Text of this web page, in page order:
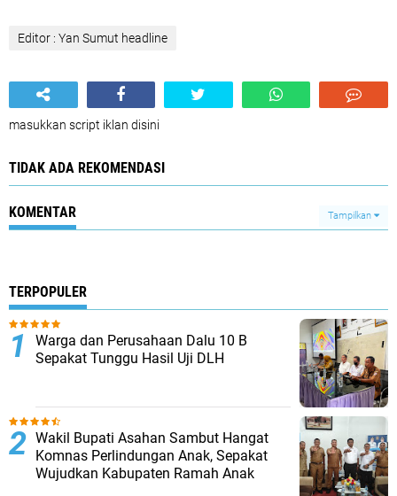
Editor : Yan Sumut headline
masukkan script iklan disini
TIDAK ADA REKOMENDASI
KOMENTAR Tampilkan
TERPOPULER
Warga dan Perusahaan Dalu 10 B
Sepakat Tunggu Hasil Uji DLH
Wakil Bupati Asahan Sambut Hangat
Komnas Perlindungan Anak, Sepakat
Wujudkan Kabupaten Ramah Anak